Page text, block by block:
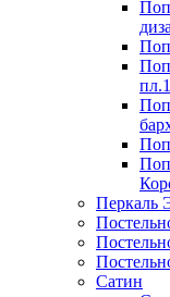
Перкаль
Сатин